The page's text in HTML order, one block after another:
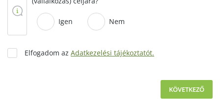
Igen Nem
Elfogadom az Adatkezelési tájékoztatót.
KÖVETKEZŐ